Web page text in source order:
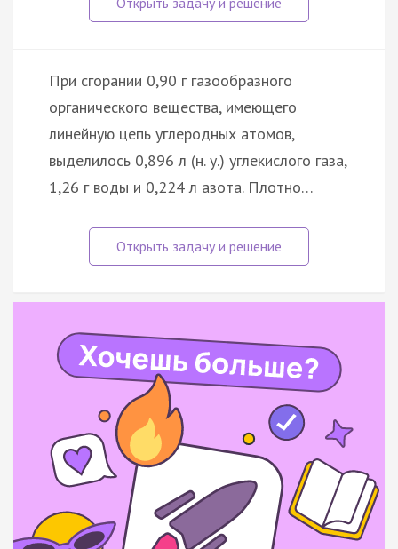
При сгорании 0,90 г газообразного
органического вещества, имеющего
линейную цепь углеродных атомов,
выделилось 0,896 л (н. у.) углекислого газа,
1,26 г воды и 0,224 л азота. Плотно…